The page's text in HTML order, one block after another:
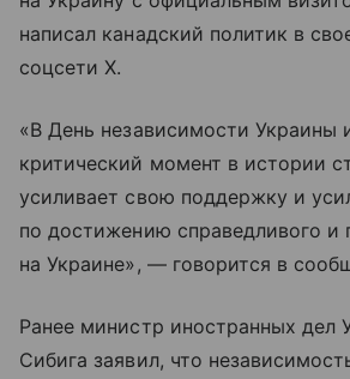
написал канадский политик в
соцсети X.
«В День независимости Украины
критический момент в истории
усиливает свою поддержку и
по достижению справедливого и
на Украине», — говорится в
Ранее министр иностранных дел
Сибига заявил, что